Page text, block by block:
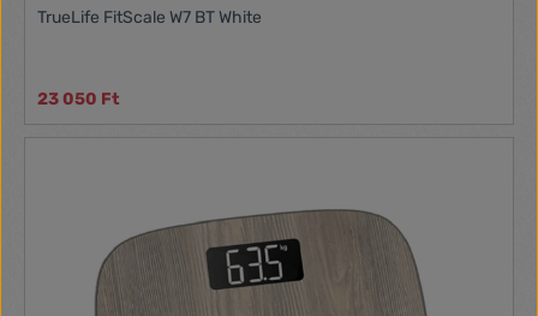
TrueLife FitScale W7 BT White
23 050 Ft